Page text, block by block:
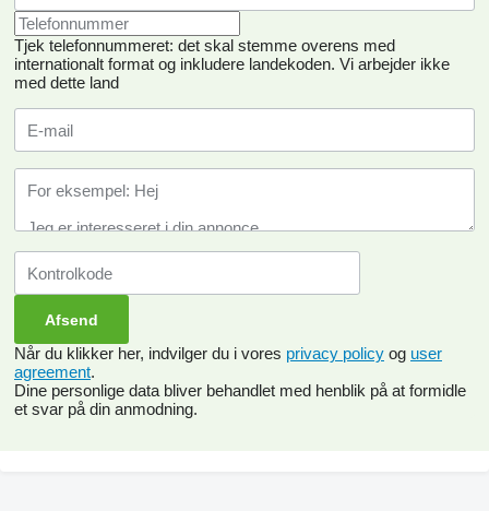
Tjek telefonnummeret: det skal stemme overens med
internationalt format og inkludere landekoden. Vi arbejder ikke
med dette land
Når du klikker her, indvilger du i vores privacy policy og user
agreement.
Dine personlige data bliver behandlet med henblik på at formidle
et svar på din anmodning.